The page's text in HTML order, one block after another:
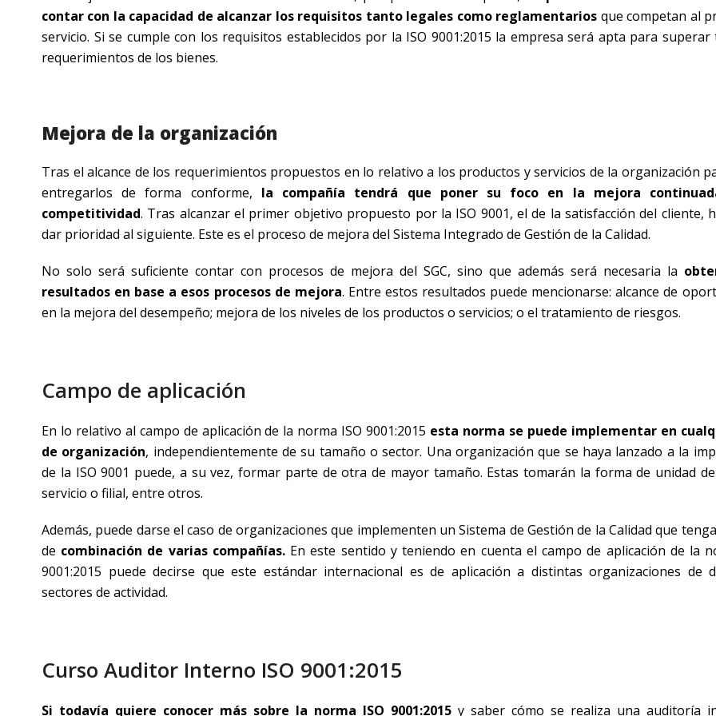
contar con la capacidad de alcanzar los requisitos tanto legales como reglamentarios que competan al
servicio. Si se cumple con los requisitos establecidos por la ISO 9001:2015 la empresa será apta para
requerimientos de los bienes.
Mejora de la organización
Tras el alcance de los requerimientos propuestos en lo relativo a los productos y servicios de la organización
entregarlos de forma conforme, la compañía tendrá que poner su foco en la mejora
competitividad. Tras alcanzar el primer objetivo propuesto por la ISO 9001, el de la satisfacción del cliente,
dar prioridad al siguiente. Este es el proceso de mejora del Sistema Integrado de Gestión de la Calidad.
No solo será suficiente contar con procesos de mejora del SGC, sino que además será necesaria la
resultados en base a esos procesos de mejora. Entre estos resultados puede mencionarse: alcance de
en la mejora del desempeño; mejora de los niveles de los productos o servicios; o el tratamiento de riesgos.
Campo de aplicación
En lo relativo al campo de aplicación de la norma ISO 9001:2015 esta norma se puede implementar en
de organización, independientemente de su tamaño o sector. Una organización que se haya lanzado a la
de la ISO 9001 puede, a su vez, formar parte de otra de mayor tamaño. Estas tomarán la forma de unidad
servicio o filial, entre otros.
Además, puede darse el caso de organizaciones que implementen un Sistema de Gestión de la Calidad que
de combinación de varias compañías.En este sentido y teniendo en cuenta el campo de aplicación de la
9001:2015 puede decirse que este estándar internacional es de aplicación a distintas organizaciones de
sectores de actividad.
Curso Auditor Interno ISO 9001:2015
Si todavía quiere conocer más sobre la norma ISO 9001:2015y saber cómo se realiza una auditoría